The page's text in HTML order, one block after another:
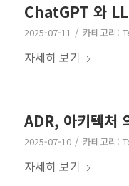
ChatGPT 와
2025-07-11 / 카테고리:
자세히 보기
ADR, 아키텍처
2025-07-10 / 카테고리:
자세히 보기